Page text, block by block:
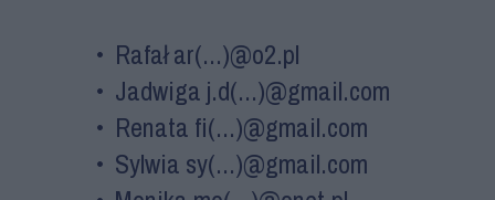
• Rafał ar(...)@o2.pl
• Jadwiga j.d(...)@gmail.com
• Renata fi(...)@gmail.com
• Sylwia sy(...)@gmail.com